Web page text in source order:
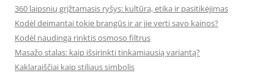
360 laipsnių grįžtamasis ryšys: kultūra, etika ir pasitikėjimas
Kodėl deimantai tokie brangūs ir ar jie verti savo kainos?
Kodėl naudinga rinktis osmoso filtrus
Masažo stalas: kaip išsirinkti tinkamiausią variantą?
Kaklaraiščiai kaip stiliaus simbolis